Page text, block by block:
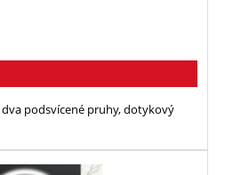
dva podsvícené pruhy, dotykový